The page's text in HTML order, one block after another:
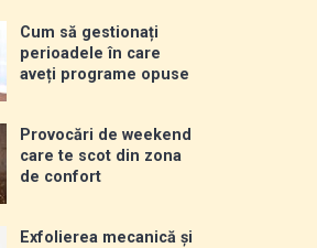
Cum să gestionați
perioadele în care
aveți programe opuse
Provocări de weekend
care te scot din zona
de confort
Exfolierea mecanică și